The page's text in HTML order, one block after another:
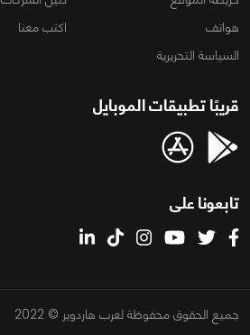
هواتف
اكتب معنا
السياسة التحريرية
قريبًا تطبيقات الموبايل
تابعونا على
جميع الحقوق محفوظة لعرب هاردوير © 2022